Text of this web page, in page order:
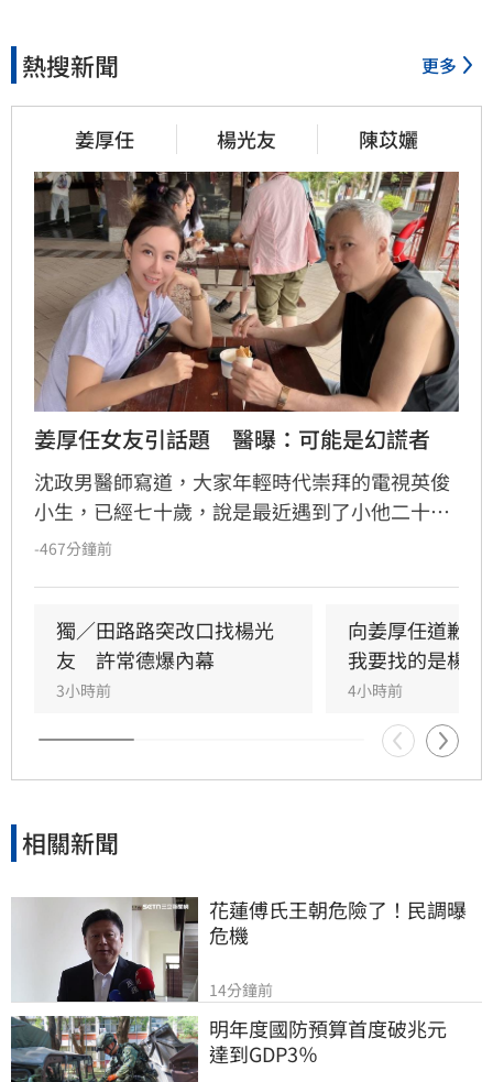
熱搜新聞 更多
姜厚任 楊光友 陳苡孋
姜厚任女友引話題　醫曝：可能是幻謊者
沈政男醫師寫道，大家年輕時代崇拜的電視英俊
小生，已經七十歲，說是最近遇到了小他二十幾
歲的真愛，本來大家為他高興，後來發現那位真
是不免為老藝人擔心，是不是受騙上當了？
-467分鐘前
獨／田路路突改口找楊光
友　許常德爆內幕
3小時前
向姜厚任道歉
我要找的是楊光
4小時前
相關新聞
花蓮傅氏王朝危險了！民調曝
危機
14分鐘前
明年度國防預算首度破兆元
達到GDP3％